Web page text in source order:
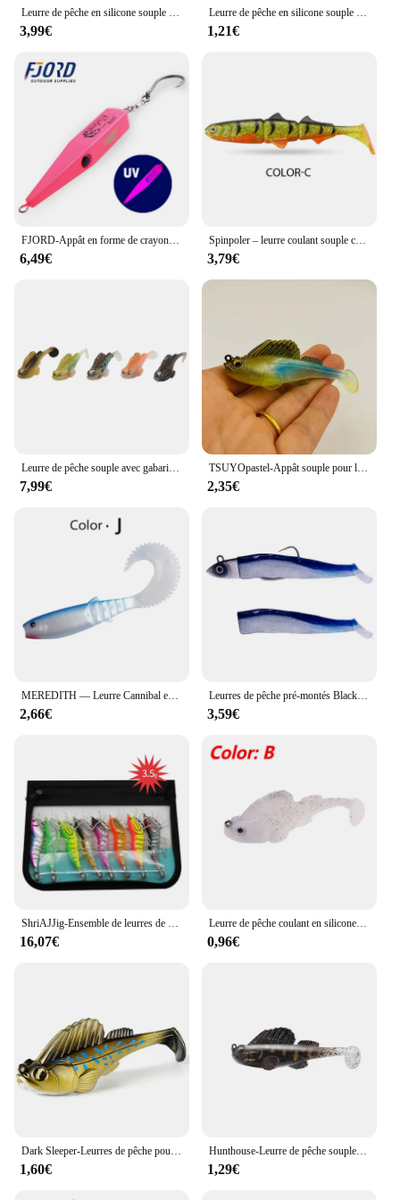
Leurre de pêche en silicone souple et coulant avec hameçon, appât Élidéal pour la pêche au bar, à l'alose ou à la perche, 7/10/14/20g, 10/5 pièces
3,99€
Leurre de pêche en silicone souple et coulant avec hameçon, appât Élidéal pour la pêche au bar, à l'alose ou à la perche, 7/10/14/20g, 1 pièce
1,21€
FJORD-Appât en forme de crayon pour la pêche à la traîne, leurre pour attraper des poissons comme les thons, matériel pour pêcher en eau salée, 42/55/84g
6,49€
Spinpoler – leurre coulant souple composé d'appâts articulés, appât artificiel idéal pour la pêche à l'alose, à la perche, au brochet ou à la manivelle, 25/58g
3,79€
7,99€
TSUYOpastel-Appât souple pour la pêche à la perche, au brochet, au bar ou à l'alose, 7/10/14/20g
2,35€
2,66€
Leurres de pêche pré-montés Black Minnow, Swimbait, Jigged Head, Appâts souples, Bar Fishing WobJeff
3,59€
16,07€
Leurre de pêche coulant en silicone souple, appât avec queue de pagaie, hameçons jig, lueur dormeuse sombre pour bar, truite, brochet, 1 pièce
0,96€
1,60€
Hunthouse-Leurre de pêche souple Me Ga Bass Dark Sleeper, appât Élidéal pour la truite, le brochet, l'alose ou la perche, 7.5/55/75mm
1,29€